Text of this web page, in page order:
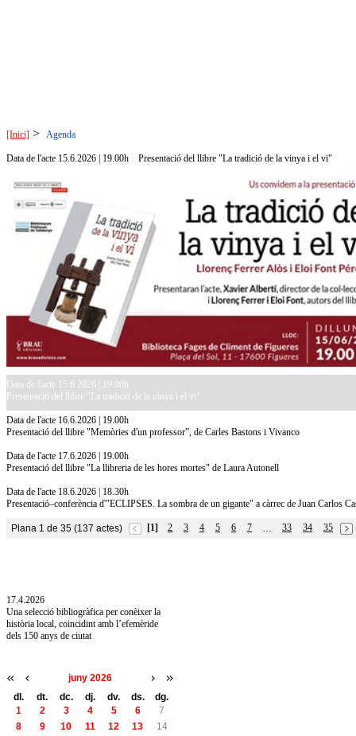
[Inici] > Agenda
Data de l'acte 15.6.2026 | 19.00h Presentació del llibre "La tradició de la vinya i el vi"
Data de l'acte 15.6.2026 | 19.00h
Presentació del llibre "La tradició de la vinya i el vi"
Data de l'acte 16.6.2026 | 19.00h
Presentació del llibre "Memòries d'un professor”, de Carles Bastons i Vivanco
Data de l'acte 17.6.2026 | 19.00h
Presentació del llibre "La llibreria de les hores mortes" de Laura Autonell
Data de l'acte 18.6.2026 | 18.30h
Presentació–conferència d'"ECLIPSES. La sombra de un gigante" a càrrec de Juan Carlos
Plana 1 de 35 (137 actes) [1] 2 3 4 5 6 7 … 33 34
35
17.4.2026
Una selecció bibliogràfica per conèixer la
història local, coincidint amb l’efemèride
dels 150 anys de ciutat
juny 2026
dl.
dt. dc. dj. dv. ds.
dg.
1
2 3 4 5 6
7
8
9 10 11 12 13
14